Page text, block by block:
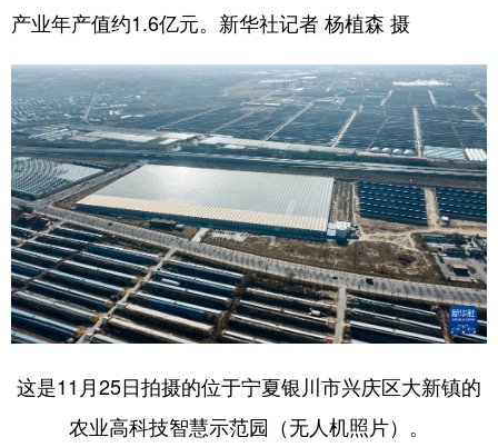
产业年产值约1.6亿元。新华社记者 杨植森 摄
这是11月25日拍摄的位于宁夏银川市兴庆区大新镇的
农业高科技智慧示范园（无人机照片）。